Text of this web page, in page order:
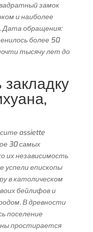
замок
и наиболее
Дата обращения:
более 50
тысячу лет до
assiette
30 самых
их независимость
успели епископы
в католическом
бейлифов и
В древности
поселение
простирается